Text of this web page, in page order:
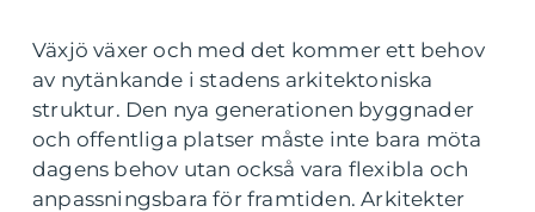
Växjö växer och med det kommer ett behov
av nytänkande i stadens arkitektoniska
struktur. Den nya generationen byggnader
och offentliga platser måste inte bara möta
dagens behov utan också vara flexibla och
anpassningsbara för framtiden. Arkitekter